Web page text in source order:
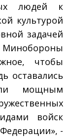
людей к
культурой
задачей
чтобы
оставались
мощным
войск